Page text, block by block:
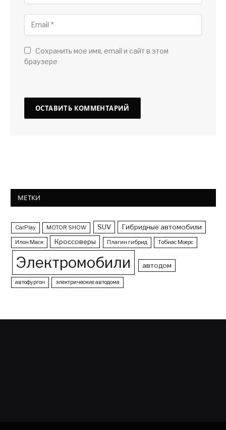
Сохранить мое имя, email и сайт в этом
браузере
МЕТКИ
CarPlay MOTOR SHOW SUV Гибридные автомобили
Илон Маск Кроссоверы Плагин гибрид Тобиас Моерс
Электромобили автодом
автофургон электрические автодома